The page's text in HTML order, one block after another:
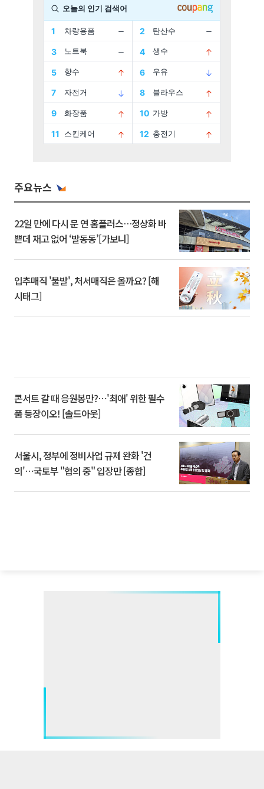
주요뉴스
22일 만에 다시 문 연 홈플러스…정상화 바
쁜데 재고 없어 ‘발동동’[가보니]
입추매직 '불발', 처서매직은 올까요? [해
시태그]
콘서트 갈 때 응원봉만?⋯'최애' 위한 필수
품 등장이오! [솔드아웃]
서울시, 정부에 정비사업 규제 완화 '건
의'⋯국토부 "협의 중" 입장만 [종합]